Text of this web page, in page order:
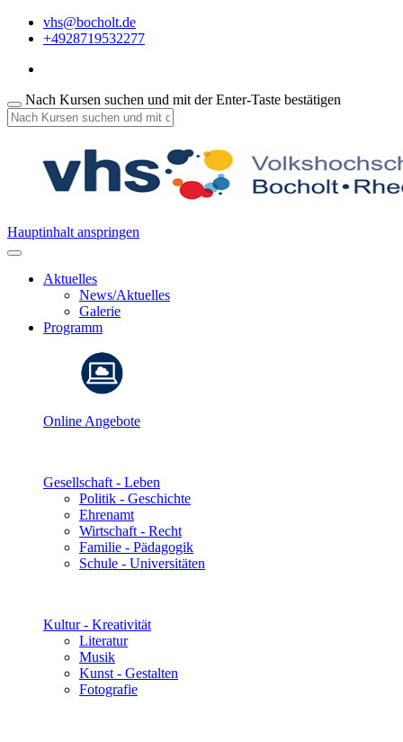
vhs@bocholt.de
+4928719532277
Nach Kursen suchen und mit der Enter-Taste bestätigen
Hauptinhalt anspringen
Aktuelles
News/Aktuelles
Galerie
Programm
Online Angebote
Gesellschaft - Leben
Politik - Geschichte
Ehrenamt
Wirtschaft - Recht
Familie - Pädagogik
Schule - Universitäten
Kultur - Kreativität
Literatur
Musik
Kunst - Gestalten
Fotografie